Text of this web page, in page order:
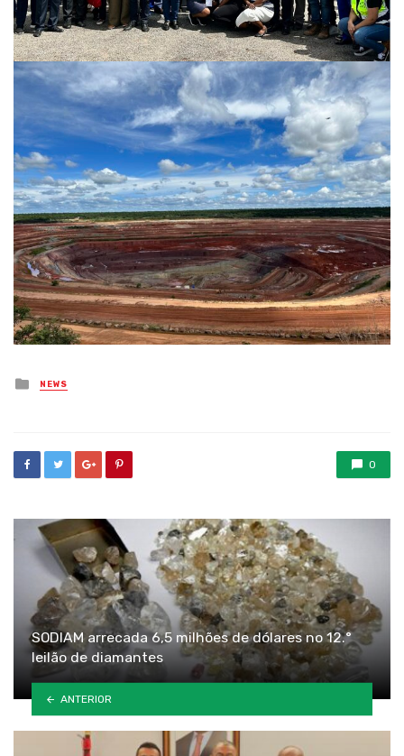
Posted
in
NEWS
0
SODIAM arrecada 6,5 milhões de dólares no 12.°
leilão de diamantes
ANTERIOR